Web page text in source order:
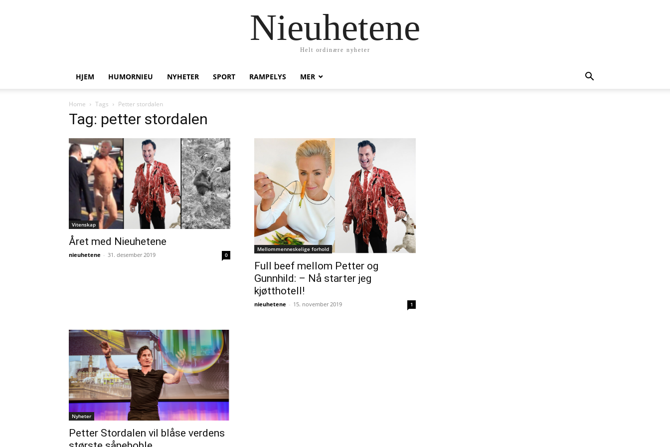
Nieuhetene
Helt ordinære nyheter
HJEM HUMORNIEU NYHETER SPORT RAMPELYS MER
Home Tags Petter stordalen
Tag: petter stordalen
Vitenskap
Året med Nieuhetene
nieuhetene - 31. desember 2019 0
Mellommenneskelige forhold
Full beef mellom Petter og
Gunnhild: – Nå starter jeg
kjøtthotell!
nieuhetene - 15. november 2019 1
Nyheter
Petter Stordalen vil blåse verdens